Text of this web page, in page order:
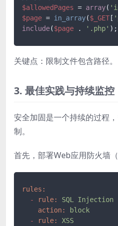
$allowedPages = array(
$page = in_array($_GET [
include($page . '.php'
关键点：限制文件包含路径。
3. 最佳实践与持续监控
安全加固是一个持续的过程
制。
首先，部署Web应用防火墙（
rules:
-
rule: SQL
Injection
action:
block
-
rule:
XSS